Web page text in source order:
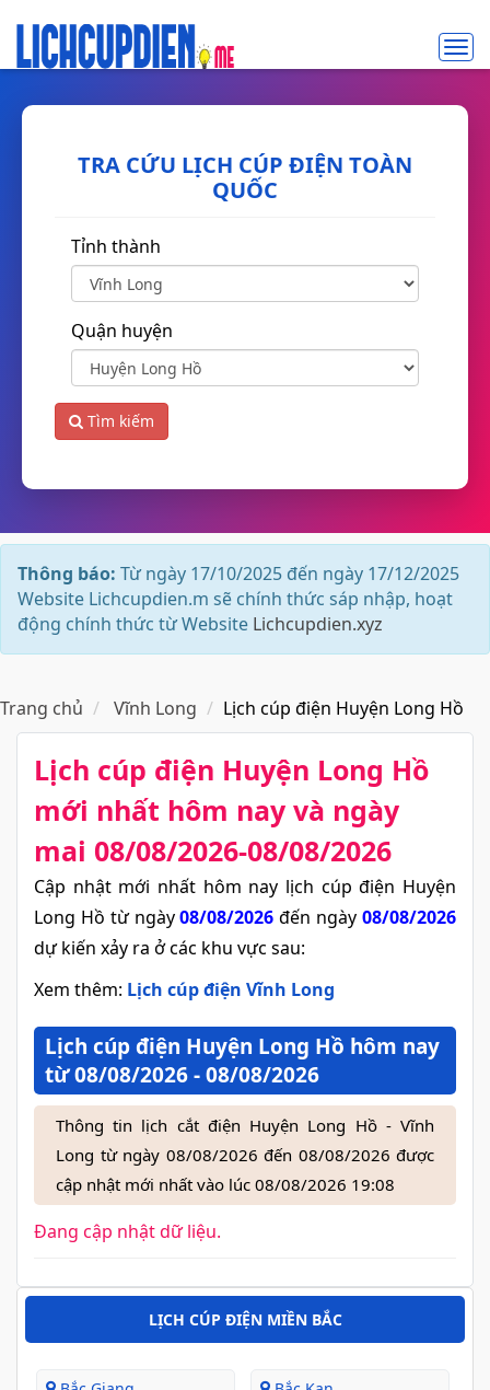
TRA CỨU LỊCH CÚP ĐIỆN TOÀN
QUỐC
Tỉnh thành
Quận huyện
Tìm kiếm
Thông báo: Từ ngày 17/10/2025 đến ngày 17/12/2025
Website Lichcupdien.m sẽ chính thức sáp nhập, hoạt
động chính thức từ Website Lichcupdien.xyz
Trang chủ Vĩnh Long Lịch cúp điện Huyện Long Hồ
Lịch cúp điện Huyện Long Hồ​
mới nhất hôm nay và ngày
mai 08/08/2026-08/08/2026
Cập nhật mới nhất hôm nay lịch cúp điện Huyện
Long Hồ từ ngày 08/08/2026 đến ngày08/08/2026
dự kiến xảy ra ở các khu vực sau:
Xem thêm: Lịch cúp điện Vĩnh Long
Lịch cúp điện Huyện Long Hồ hôm nay
từ 08/08/2026 - 08/08/2026
Thông tin lịch cắt điện Huyện Long Hồ - Vĩnh
Long từ ngày 08/08/2026 đến 08/08/2026 được
cập nhật mới nhất vào lúc 08/08/2026 19:08
Đang cập nhật dữ liệu.
LỊCH CÚP ĐIỆN MIỀN BẮC